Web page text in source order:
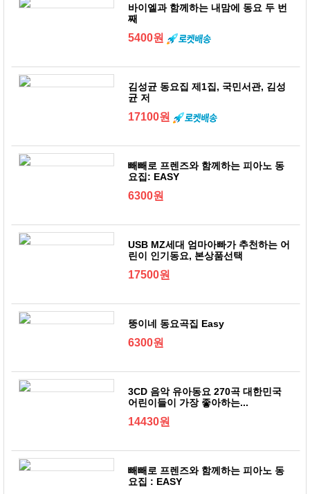
바이엘과 함께하는 내맘에 동요 두 번
째
5400원
김성균 동요집 제1집, 국민서관, 김성
균 저
17100원
빼빼로 프렌즈와 함께하는 피아노 동
요집: EASY
6300원
USB MZ세대 엄마아빠가 추천하는 어
린이 인기동요, 본상품선택
17500원
뚱이네 동요곡집 Easy
6300원
3CD 음악 유아동요 270곡 대한민국
어린이들이 가장 좋아하는...
14430원
빼빼로 프렌즈와 함께하는 피아노 동
요집 : EASY